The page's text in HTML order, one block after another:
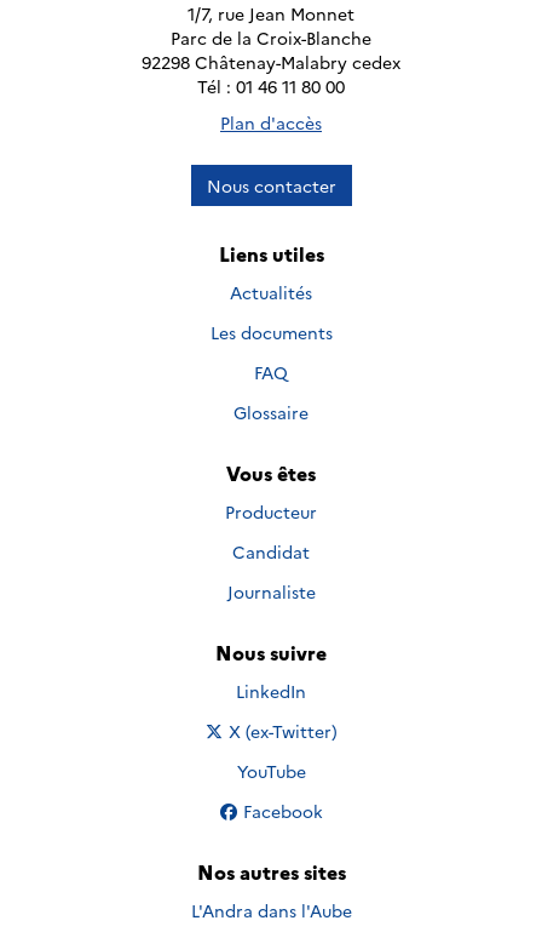
1/7, rue Jean Monnet
Parc de la Croix-Blanche
92298 Châtenay-Malabry cedex
Tél : 01 46 11 80 00
Plan d'accès
Nous contacter
Liens utiles
Actualités
Les documents
FAQ
Glossaire
Vous êtes
Producteur
Candidat
Journaliste
Nous suivre
Nous suivre sur
LinkedIn
Nous suivre sur
X (ex-Twitter)
Nous suivre sur
YouTube
Nous suivre sur
Facebook
Nos autres sites
L'Andra dans l'Aube